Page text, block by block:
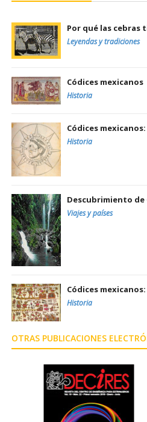
Por qué las cebras
Leyendas y tradiciones
Códices mexicanos
Historia
Códices
Historia
Descubrimiento de
Viajes y países
Códices
Historia
OTRAS PUBLICACIONES